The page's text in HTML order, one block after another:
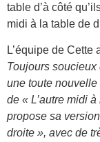
table d’à côté
midi à la table de
L’équipe de
Toujours
une toute
de « L’autre midi
propose sa
droite », avec de